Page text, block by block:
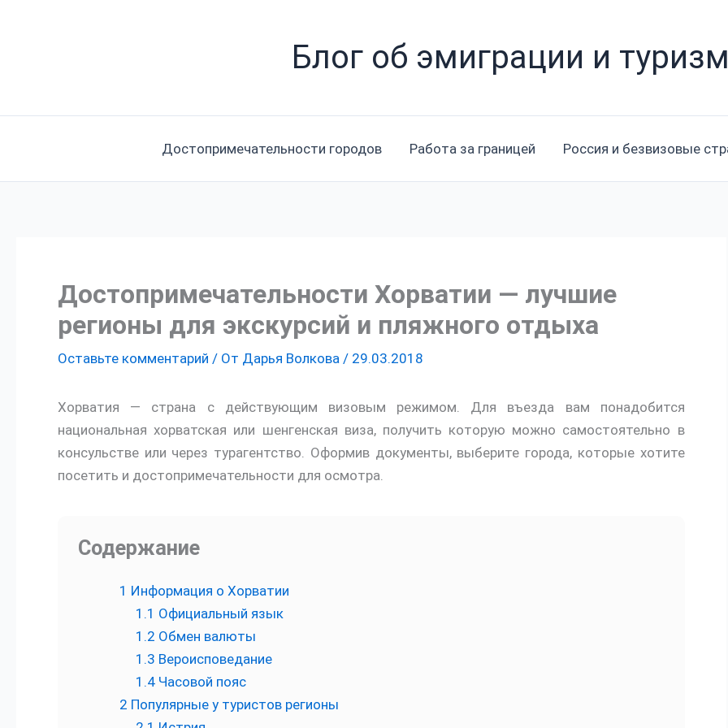
Блог об эмиграции и
Достопримечательности городов Работа за границей Россия и безвизовые
Достопримечательности Хорватии — лучшие
регионы для экскурсий и пляжного отдыха
Оставьте комментарий / От Дарья Волкова / 29.03.2018
Хорватия — страна с действующим визовым режимом. Для въезда вам понадобится
национальная хорватская или шенгенская виза, получить которую можно самостоятельно в
консульстве или через турагентство. Оформив документы, выберите города, которые хотите
посетить и достопримечательности для осмотра.
Содержание
1 Информация о Хорватии
1.1 Официальный язык
1.2 Обмен валюты
1.3 Вероисповедание
1.4 Часовой пояс
2 Популярные у туристов регионы